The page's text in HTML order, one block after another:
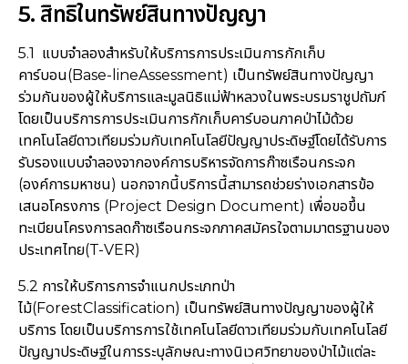
5. สิทธิในทรัพย์สินทางปัญญา
5.1 แบบจำลองสำหรับให้บริการการประเมินการกักเก็บ
คาร์บอน(Base-lineAssessment) เป็นทรัพย์สินทางปัญญา
ร่วมกันของผู้ให้บริการและมูลนิธิแม่ฟ้าหลวงในพระบรมราชูปถัมภ์
โดยเป็นบริการการประเมินการกักเก็บคาร์บอนภาคป่าไม้ด้วย
เทคโนโลยีดาวเทียมร่วมกับเทคโนโลยีปัญญาประดิษฐ์โดยได้รับการ
รับรองแบบจำลองจากองค์การบริหารจัดการก๊าซเรือนกระจก
(องค์การมหาชน) นอกจากนี้บริการนี้สามารถช่วยร่างเอกสารข้อ
เสนอโครงการ (Project Design Document) เพื่อขอขึ้น
ทะเบียนโครงการลดก๊าซเรือนกระจกภาคสมัครใจตามมาตรฐานของ
ประเทศไทย(T-VER)
5.2 การให้บริการการจำแนกประเภทป่า
ไม้(ForestClassification) เป็นทรัพย์สินทางปัญญาของผู้ให้
บริการ โดยเป็นบริการการใช้เทคโนโลยีดาวเทียมร่วมกับเทคโนโลยี
ปัญญาประดิษฐ์ในการระบุลักษณะทางนิเวศวิทยาของป่าไม้แต่ละ